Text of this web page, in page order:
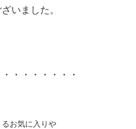
いました。
・・・・・・・
お気に入りや